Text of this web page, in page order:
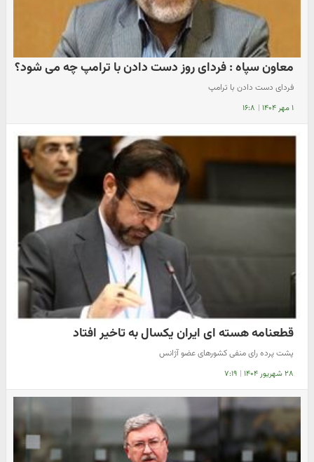
معاون سپاه : فردای روز دست دادن با ترامپ چه می شود؟
فردای دست دادن با ترامپ
۱ مهر ۱۴۰۴ | ۱۶:۸
قطعنامه هسته ای ایران یکسال به تاخیر افتاد
پشت پرده رای منفی کشورهای عضو آژانس
۲۸ شهریور ۱۴۰۴ | ۷:۱۹